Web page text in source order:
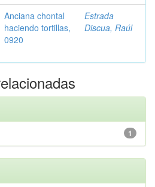
Anciana chontal
haciendo tortillas,
0920
Estrada
Discua, Raúl
1